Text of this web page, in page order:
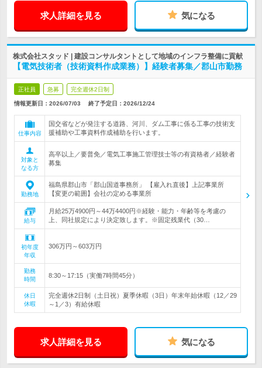
求人詳細を見る 気になる
株式会社スタッド | 建設コンサルタントとして地域のインフラ整備に貢献
【電気技術者（技術資料作成業務）】経験者募集／郡山市勤務
正社員 急募 完全週休2日制
情報更新日：2026/07/03 終了予定日： 2026/12/24
仕事内容
国交省などが発注する道路、河川、ダム工事に係る工事の技術支
援補助や工事資料作成補助を行います。
対象と
なる方
高卒以上／要普免／電気工事施工管理技士等の有資格者／経験者
募集
勤務地
福島県郡山市「郡山国道事務所」 【雇入れ直後】上記事業所
【変更の範囲】会社の定める事業所
給与
月給25万4900円～44万4400円※経験・能力・年齢等を考慮の
上、同社規定により決定致します。※固定残業代（30…
初年度
年収
306万円～603万円
勤務
時間
8:30～17:15（実働7時間45分）
休日
休暇
完全週休2日制（土日祝）夏季休暇（3日）年末年始休暇（12／29
～1／3）有給休暇
求人詳細を見る 気になる